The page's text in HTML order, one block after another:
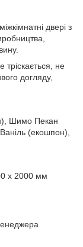
двері з
не
догляду,
Шимо Пекан
(екошпон),
х 2000 мм